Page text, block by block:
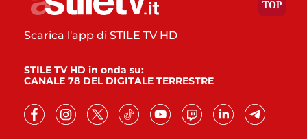
Scarica l'app di STILE TV HD
STILE TV HD in onda su:
CANALE 78 DEL DIGITALE TERRESTRE